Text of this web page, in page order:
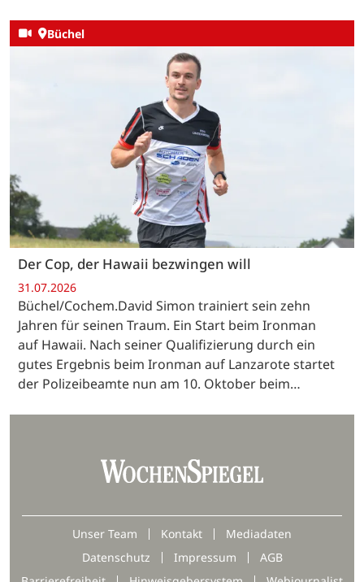
Büchel
Der Cop, der Hawaii bezwingen will
31.07.2026
Büchel/Cochem.David Simon trainiert sein zehn
Jahren für seinen Traum. Ein Start beim Ironman
auf Hawaii. Nach seiner Qualifizierung durch ein
gutes Ergebnis beim Ironman auf Lanzarote startet
der Polizeibeamte nun am 10. Oktober beim…
Unser Team Kontakt
Mediadaten
Datenschutz
Impressum
AGB